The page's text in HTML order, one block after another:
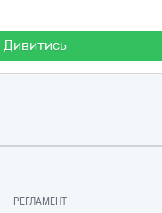
Дивитись
РЕГЛАМЕНТ